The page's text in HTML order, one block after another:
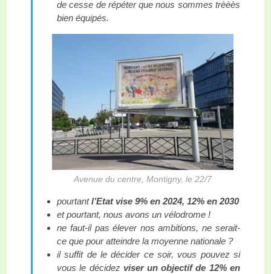
de cesse de répéter que nous sommes trèèès
bien équipés.
Avenue du centre, Montigny, le 22/7
pourtantl’Etat vise 9% en 2024, 12% en 2030
et pourtant, nous avons un vélodrome !
ne faut-il pas élever nos ambitions, ne serait-
ce que pour atteindre la moyenne nationale ?
il suffit de le décider ce soir, vous pouvez si
vous le décidez viser un objectif de 12% en